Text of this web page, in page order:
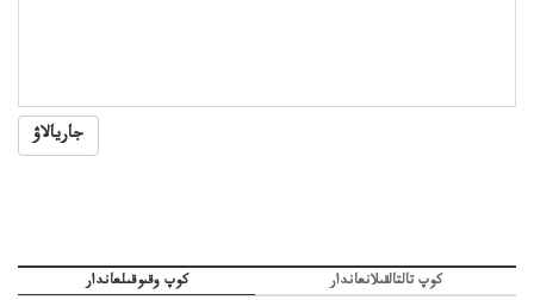
جاريالاۋ
كوپ وقىوقىلعاندار كوپ تالتالقىلانعاندار